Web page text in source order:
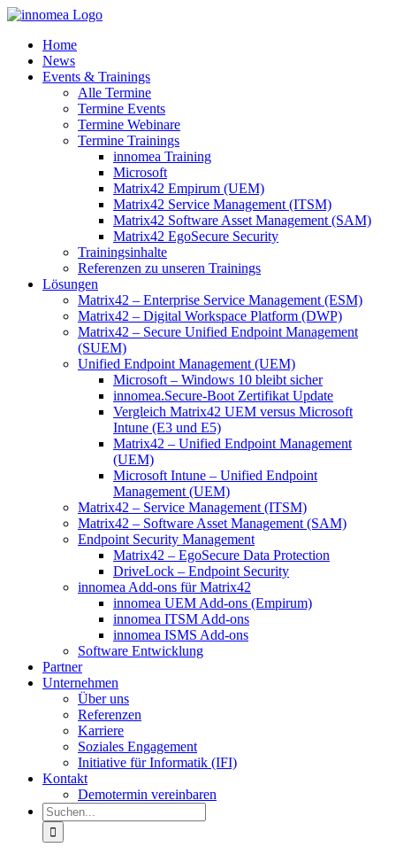
Zum
springenHome
News
Events & Trainings
Alle Termine
Termine Events
Termine Webinare
Termine Trainings
innomea Training
Microsoft
Matrix42 Empirum (UEM)
Matrix42 Service Management (ITSM)
Matrix42 Software Asset Management (SAM)
Matrix42 EgoSecure Security
Trainingsinhalte
Referenzen zu unseren Trainings
Lösungen
Matrix42 – Enterprise Service Management (ESM)
Matrix42 – Digital Workspace Platform (DWP)
Matrix42 – Secure Unified Endpoint Management
(SUEM)
Unified Endpoint Management (UEM)
Microsoft – Windows 10 bleibt sicher
innomea.Secure-Boot Zertifikat Update
Vergleich Matrix42 UEM versus Microsoft
Intune (E3 und E5)
Matrix42 – Unified Endpoint Management
(UEM)
Microsoft Intune – Unified Endpoint
Management (UEM)
Matrix42 – Service Management (ITSM)
Matrix42 – Software Asset Management (SAM)
Endpoint Security Management
Matrix42 – EgoSecure Data Protection
DriveLock – Endpoint Security
innomea Add-ons für Matrix42
innomea UEM Add-ons (Empirum)
innomea ITSM Add-ons
innomea ISMS Add-ons
Software Entwicklung
Partner
Unternehmen
Über uns
Referenzen
Karriere
Soziales Engagement
Initiative für Informatik (IFI)
Kontakt
Demotermin vereinbaren
Suche
nach: